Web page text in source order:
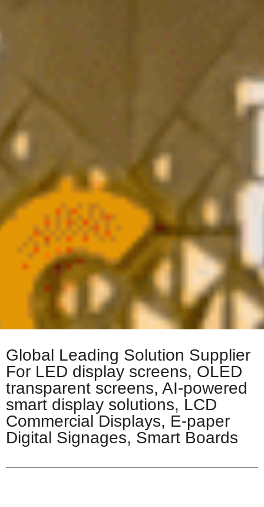
Global Leading Solution Supplier
For LED display screens, OLED
transparent screens, AI-powered
smart display solutions, LCD
Commercial Displays, E-paper
Digital Signages, Smart Boards